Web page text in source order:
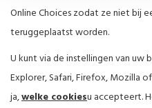
Online Choiceszodat ze niet bij
teruggeplaatst worden.
U kunt via de instellingen van
Explorer, Safari, Firefox, Mozilla
ja,welke cookiesu accepteert.